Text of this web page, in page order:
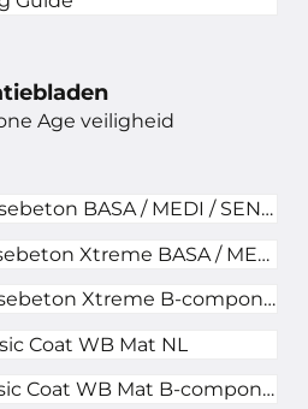
Age veiligheid
Veiligheidsblad Basebeton BASA / MEDI / SENSE NL
Veiligheidsblad Basebeton Xtreme BASA / MEDI / SENSE NL
Veiligheidsblad Basebeton Xtreme B-component NL
Coat WB Mat NL
Veiligheidsblad Basic Coat WB Mat B-component NL